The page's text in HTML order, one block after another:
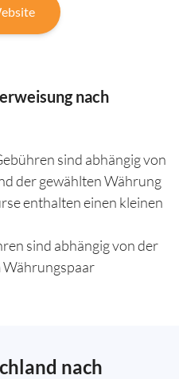
nach
sind abhängig von
der gewählten Währung
enthalten einen kleinen
sind abhängig von der
Währungspaar
nach